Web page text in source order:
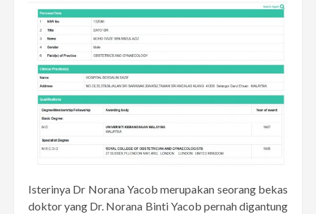
Isterinya Dr Norana Yacob merupakan seorang bekas
doktor yang Dr. Norana Binti Yacob pernah digantung